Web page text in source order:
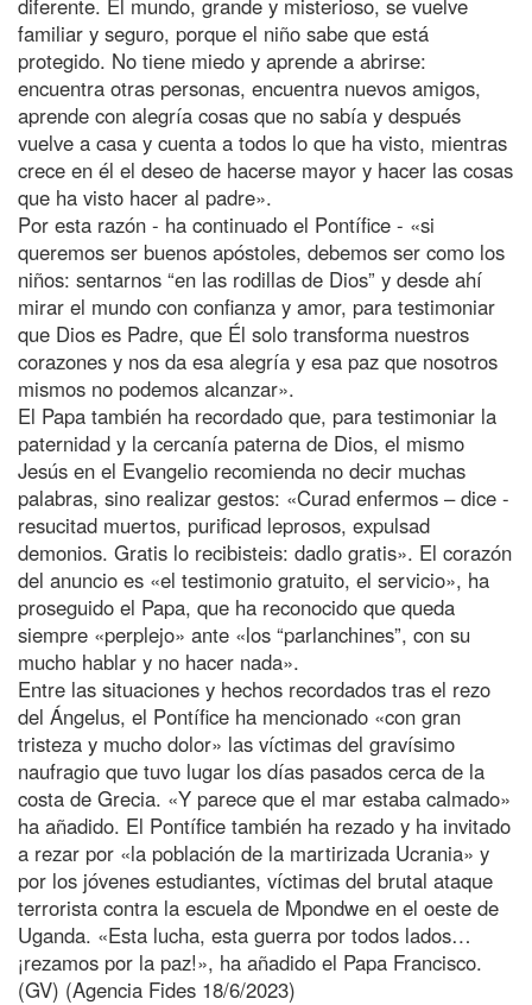
diferente. El mundo, grande y misterioso, se vuelve
familiar y seguro, porque el niño sabe que está
protegido. No tiene miedo y aprende a abrirse:
encuentra otras personas, encuentra nuevos amigos,
aprende con alegría cosas que no sabía y después
vuelve a casa y cuenta a todos lo que ha visto, mientras
crece en él el deseo de hacerse mayor y hacer las cosas
que ha visto hacer al padre».
Por esta razón - ha continuado el Pontífice - «si
queremos ser buenos apóstoles, debemos ser como los
niños: sentarnos “en las rodillas de Dios” y desde ahí
mirar el mundo con confianza y amor, para testimoniar
que Dios es Padre, que Él solo transforma nuestros
corazones y nos da esa alegría y esa paz que nosotros
mismos no podemos alcanzar».
El Papa también ha recordado que, para testimoniar la
paternidad y la cercanía paterna de Dios, el mismo
Jesús en el Evangelio recomienda no decir muchas
palabras, sino realizar gestos: «Curad enfermos – dice -
resucitad muertos, purificad leprosos, expulsad
demonios. Gratis lo recibisteis: dadlo gratis». El corazón
del anuncio es «el testimonio gratuito, el servicio», ha
proseguido el Papa, que ha reconocido que queda
siempre «perplejo» ante «los “parlanchines”, con su
mucho hablar y no hacer nada».
Entre las situaciones y hechos recordados tras el rezo
del Ángelus, el Pontífice ha mencionado «con gran
tristeza y mucho dolor» las víctimas del gravísimo
naufragio que tuvo lugar los días pasados cerca de la
costa de Grecia. «Y parece que el mar estaba calmado»
ha añadido. El Pontífice también ha rezado y ha invitado
a rezar por «la población de la martirizada Ucrania» y
por los jóvenes estudiantes, víctimas del brutal ataque
terrorista contra la escuela de Mpondwe en el oeste de
Uganda. «Esta lucha, esta guerra por todos lados…
¡rezamos por la paz!», ha añadido el Papa Francisco.
(GV) (Agencia Fides 18/6/2023)